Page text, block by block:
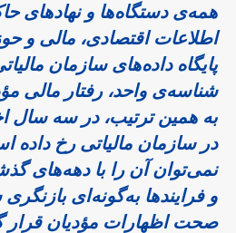
همه‌ی دستگاه‌ها و نهادهای
اطلاعات اقتصادی، مالی و
پایگاه داده‌های سازمان
شناسه‌ی واحد، رفتار مالی
به همین ترتیب، در سه سال
در سازمان مالیاتی رخ داده
نمی‌توان آن را با دهه‌های
و فرایندها به‌گونه‌ای
صحت اظهارات مؤدیان قرار